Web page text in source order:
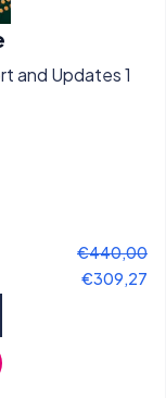
and Updates 1
€440,00
€309,27